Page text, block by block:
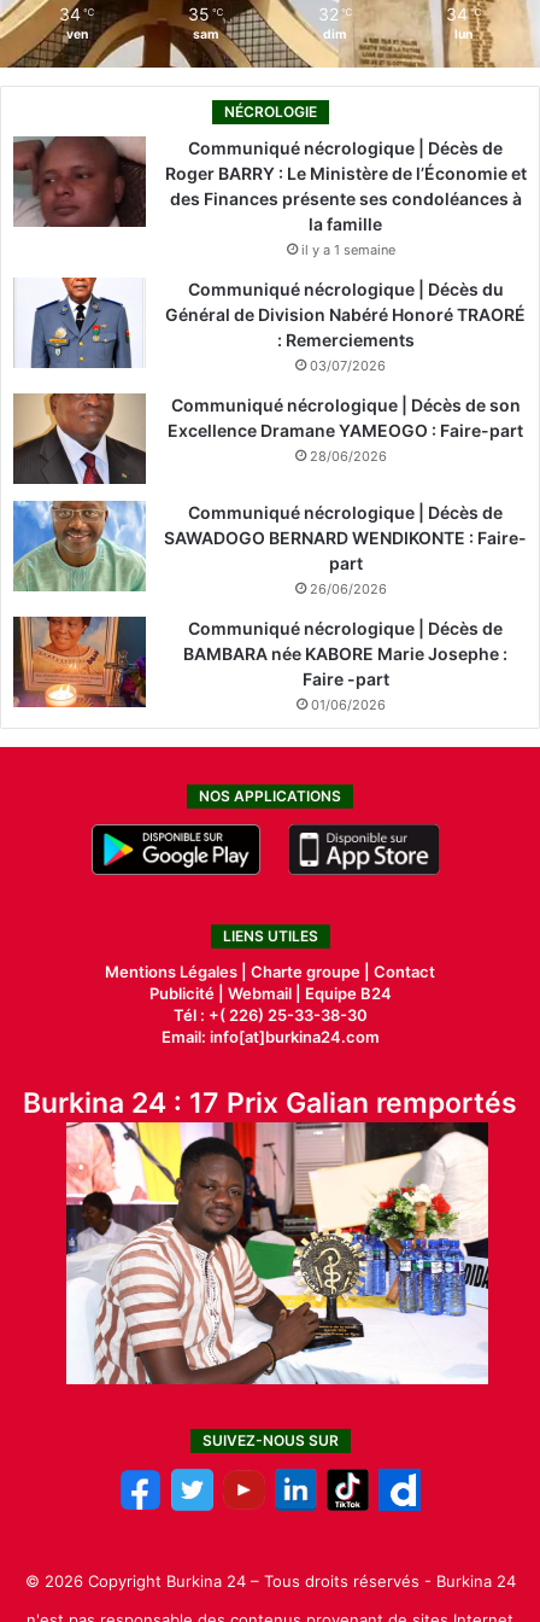
34 ℃
ven
35 ℃
sam
32 ℃
dim
34 ℃
lun
NÉCROLOGIE
Communiqué nécrologique | Décès de
Roger BARRY : Le Ministère de l’Économie et
des Finances présente ses condoléances à
la famille
il y a 1 semaine
Communiqué nécrologique | Décès du
Général de Division Nabéré Honoré TRAORÉ
: Remerciements
03/07/2026
Communiqué nécrologique | Décès de son
Excellence Dramane YAMEOGO : Faire-part
28/06/2026
Communiqué nécrologique | Décès de
SAWADOGO BERNARD WENDIKONTE : Faire-
part
26/06/2026
Communiqué nécrologique | Décès de
BAMBARA née KABORE Marie Josephe :
Faire -part
01/06/2026
NOS APPLICATIONS
LIENS UTILES
Mentions Légales | Charte groupe | Contact
Publicité| Webmail |
Equipe B24
Tél : +( 226) 25-33-38-30
Email: info[at]burkina24.com
Burkina 24 : 17 Prix Galian remportés
SUIVEZ-NOUS SUR
© 2026 Copyright Burkina 24 – Tous droits réservés - Burkina 24